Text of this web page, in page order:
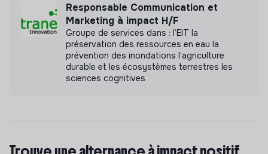
Responsable Communication et
Marketing à impact H/F
Groupe de services dans : l’EIT la
préservation des ressources en eau la
prévention des inondations l’agriculture
durable et les écosystèmes terrestres les
sciences cognitives